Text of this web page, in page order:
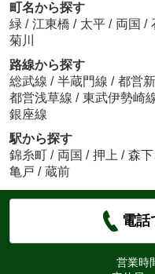
町名から探す
緑 / 江東橋 / 太平 / 両国 /
菊川
路線から探す
総武線 / 半蔵門線 / 都営
都営浅草線 / 東武伊勢崎
銀座線
駅から探す
錦糸町 / 両国 / 押上 / 森下
亀戸 / 蔵前
電話
営業時